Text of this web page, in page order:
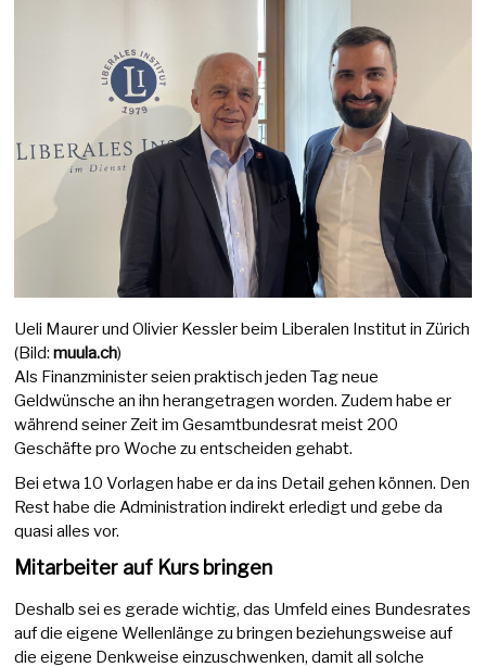
Ueli Maurer und Olivier Kessler beim Liberalen Institut in Zürich
(Bild:muula.ch)
Als Finanzminister seien praktisch jeden Tag neue
Geldwünsche an ihn herangetragen worden. Zudem habe er
während seiner Zeit im Gesamtbundesrat meist 200
Geschäfte pro Woche zu entscheiden gehabt.
Bei etwa 10 Vorlagen habe er da ins Detail gehen können. Den
Rest habe die Administration indirekt erledigt und gebe da
quasi alles vor.
Mitarbeiter auf Kurs bringen
Deshalb sei es gerade wichtig, das Umfeld eines Bundesrates
auf die eigene Wellenlänge zu bringen beziehungsweise auf
die eigene Denkweise einzuschwenken, damit all solche